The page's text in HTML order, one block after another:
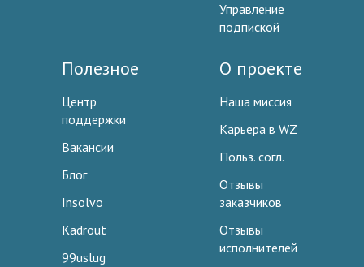
Управление
подпиской
Полезное
Центр
поддержки
Вакансии
Блог
Insolvo
Kadrout
99uslug
О проекте
Наша миссия
Карьера в WZ
Польз. согл.
Отзывы
заказчиков
Отзывы
исполнителей